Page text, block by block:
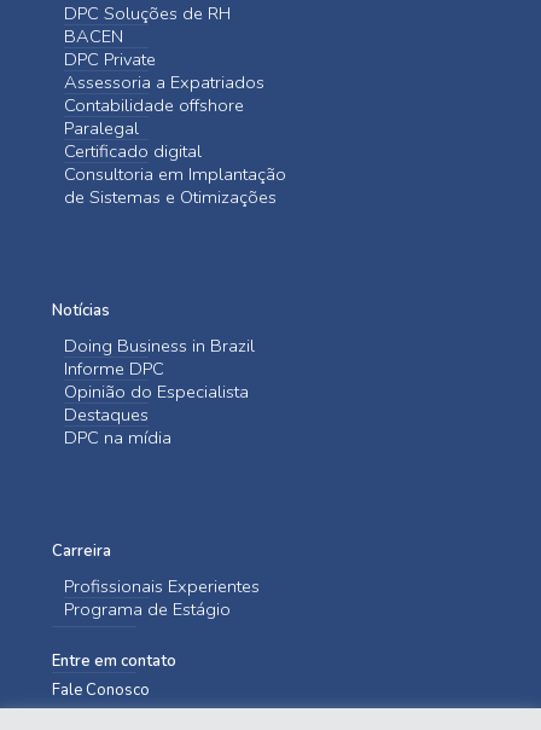
DPC Soluções de RH
BACEN
DPC Private
Assessoria a Expatriados
Contabilidade offshore
Paralegal
Certificado digital
Consultoria em Implantação
de Sistemas e Otimizações
Notícias
Doing Business in Brazil
Informe DPC
Opinião do Especialista
Destaques
DPC na mídia
Carreira
Profissionais Experientes
Programa de Estágio
Entre em contato
Fale Conosco